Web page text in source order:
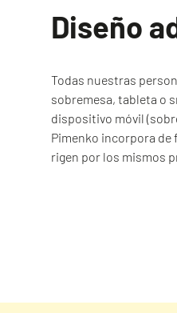
Diseño
Todas nuestras
sobremesa, tableta o
dispositivo móvil
Pimenko incorpora de
rigen por los mismos